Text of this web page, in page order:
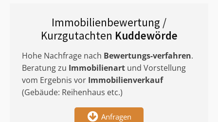
Immobilienbewertung /
Kurzgutachten Kuddewörde
Hohe Nachfrage nach Bewertungs-verfahren.
Beratung zu Immobilienart und Vorstellung
vom Ergebnis vor Immobilienverkauf
(Gebäude: Reihenhaus etc.)
Anfragen